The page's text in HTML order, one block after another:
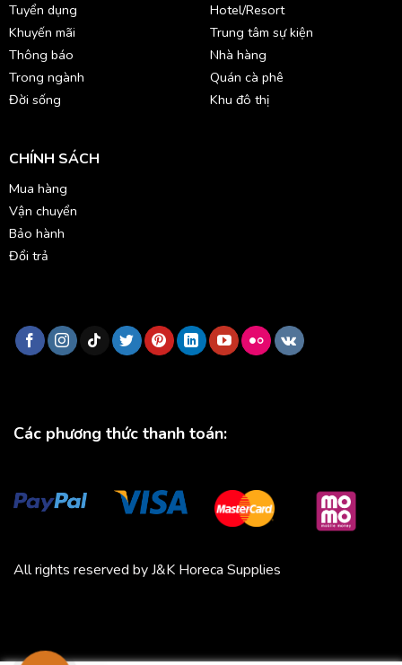
Tuyển dụng
Khuyến mãi
Thông báo
Trong ngành
Đời sống
Hotel/Resort
Trung tâm sự kiện
Nhà hàng
Quán cà phê
Khu đô thị
CHÍNH SÁCH
Mua hàng
Vận chuyển
Bảo hành
Đổi trả
Các phương thức thanh toán:
All rights reserved by J&K Horeca Supplies